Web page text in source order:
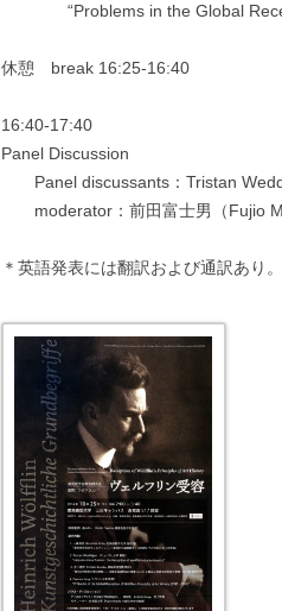
“Problems in the Global
休憩 break 16:25-16:40
16:40-17:40
Panel Discussion
Panel discussants：Tristan
moderator：前田富士男（Fujio
＊英語発表には翻訳および通訳あり。